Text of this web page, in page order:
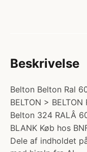
Beskrivelse
Belton Belton Ral
BELTON >
Belton 324 RALÂ
BLANK Køb hos
Dele af indholdet